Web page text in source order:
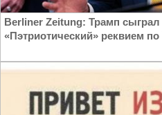
Berliner Zeitung: Трамп
«Пэтриотический» реквием по